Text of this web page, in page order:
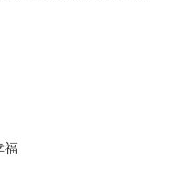
福